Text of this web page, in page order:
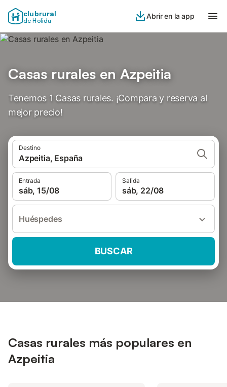
clubrural
de Holidu
Abrir en la app
Casas rurales en Azpeitia
Tenemos 1 Casas rurales. ¡Compara y reserva al
mejor precio!
Destino
Azpeitia, España
Entrada
sáb, 15/08
Salida
sáb, 22/08
Huéspedes
BUSCAR
Casas rurales más populares en
Azpeitia